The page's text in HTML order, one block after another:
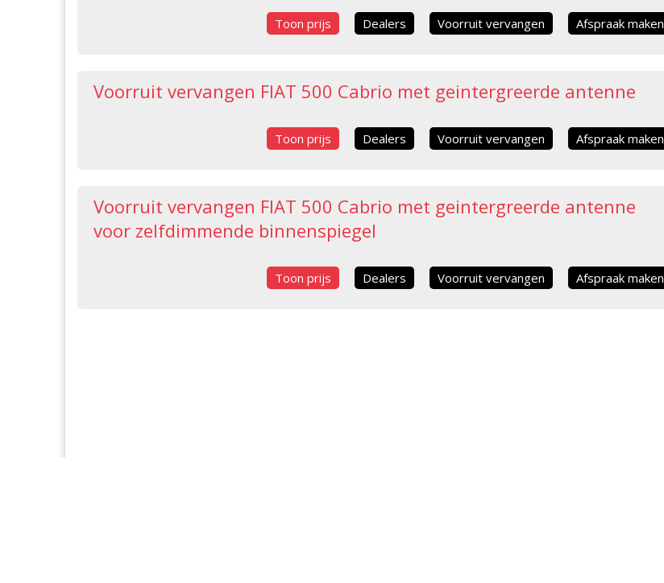
Toon prijs Dealers Voorruit vervangen Afspraak maken
Voorruit vervangen FIAT 500 Cabrio met geintergreerde antenne
Toon prijs Dealers Voorruit vervangen Afspraak maken
Voorruit vervangen FIAT 500 Cabrio met geintergreerde antenne
voor zelfdimmende binnenspiegel
Toon prijs Dealers Voorruit vervangen Afspraak maken